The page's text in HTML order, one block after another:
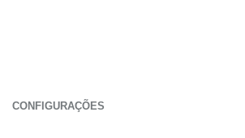
CONFIGURAÇÕES